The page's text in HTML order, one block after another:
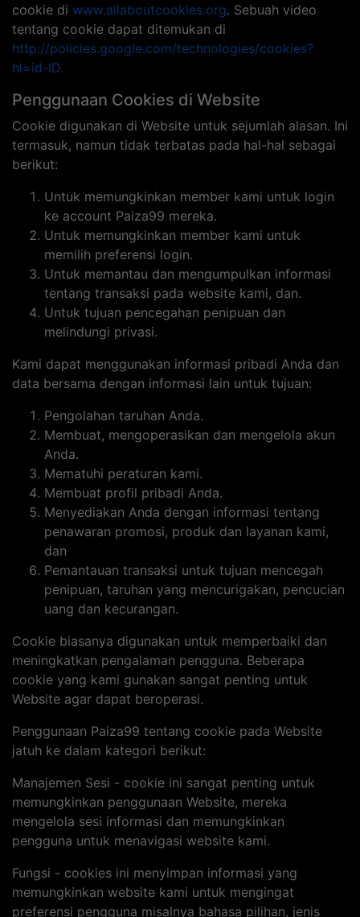
cookie di www.allaboutcookies.org. Sebuah video
tentang cookie dapat ditemukan di
http://policies.google.com/technologies/cookies?
hl=id-ID.
Penggunaan Cookies di Website
Cookie digunakan di Website untuk sejumlah alasan. Ini
termasuk, namun tidak terbatas pada hal-hal sebagai
berikut:
Untuk memungkinkan member kami untuk login
ke account Paiza99 mereka.
Untuk memungkinkan member kami untuk
memilih preferensi login.
Untuk memantau dan mengumpulkan informasi
tentang transaksi pada website kami, dan.
Untuk tujuan pencegahan penipuan dan
melindungi privasi.
Kami dapat menggunakan informasi pribadi Anda dan
data bersama dengan informasi lain untuk tujuan:
Pengolahan taruhan Anda.
Membuat, mengoperasikan dan mengelola akun
Anda.
Mematuhi peraturan kami.
Membuat profil pribadi Anda.
Menyediakan Anda dengan informasi tentang
penawaran promosi, produk dan layanan kami,
dan
Pemantauan transaksi untuk tujuan mencegah
penipuan, taruhan yang mencurigakan, pencucian
uang dan kecurangan.
Cookie biasanya digunakan untuk memperbaiki dan
meningkatkan pengalaman pengguna. Beberapa
cookie yang kami gunakan sangat penting untuk
Website agar dapat beroperasi.
Penggunaan Paiza99 tentang cookie pada Website
jatuh ke dalam kategori berikut:
Manajemen Sesi - cookie ini sangat penting untuk
memungkinkan penggunaan Website, mereka
mengelola sesi informasi dan memungkinkan
pengguna untuk menavigasi website kami.
Fungsi - cookies ini menyimpan informasi yang
memungkinkan website kami untuk mengingat
preferensi pengguna misalnya bahasa pilihan, jenis